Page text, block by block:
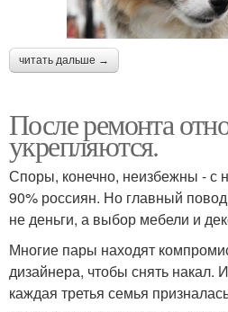
читать дальше →
После ремонта
укрепляются.
Споры, конечно, неизбежны - с
90% россиян. Но главный
не деньги, а выбор мебели и
Многие пары находят
дизайнера, чтобы снять накал. И
каждая третья семья